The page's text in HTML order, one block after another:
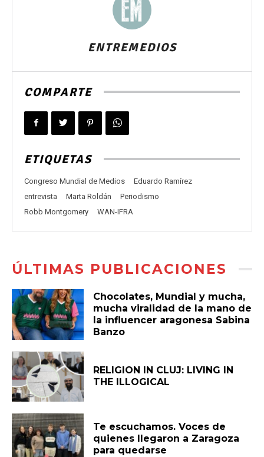
ENTREMEDIOS
COMPARTE
ETIQUETAS
Congreso Mundial de Medios
Eduardo Ramírez
entrevista
Marta Roldán
Periodismo
Robb Montgomery
WAN-IFRA
ÚLTIMAS PUBLICACIONES
Chocolates, Mundial y mucha,
mucha viralidad de la mano de
la influencer aragonesa Sabina
Banzo
RELIGION IN CLUJ: LIVING IN
THE ILLOGICAL
Te escuchamos. Voces de
quienes llegaron a Zaragoza
para quedarse